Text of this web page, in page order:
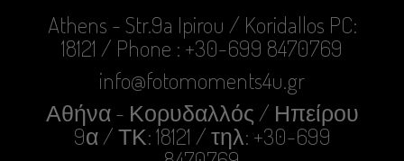
Athens - Str.9a Ipirou / Koridallos PC:
18121 / Phone : +30-699 8470769
info@fotomoments4u.gr
Αθήνα - Κορυδαλλός / Ηπείρου
9α / ΤΚ: 18121 / τηλ: +30-699